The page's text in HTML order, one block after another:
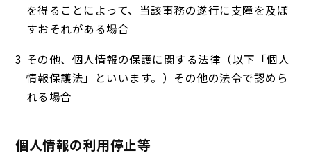
を得ることによって、当該事務の遂行に支障を及ぼ
すおそれがある場合
その他、個人情報の保護に関する法律（以下「個人
情報保護法」といいます。）その他の法令で認めら
れる場合
個人情報の利用停止等